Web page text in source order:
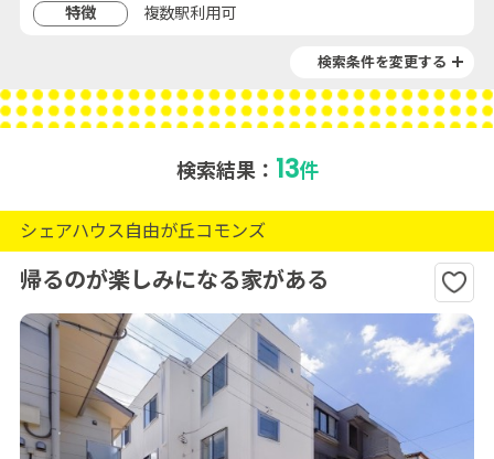
特徴
複数駅利用可
検索条件を変更する
検索結果： 13件
シェアハウス自由が丘コモンズ
帰るのが楽しみになる家がある